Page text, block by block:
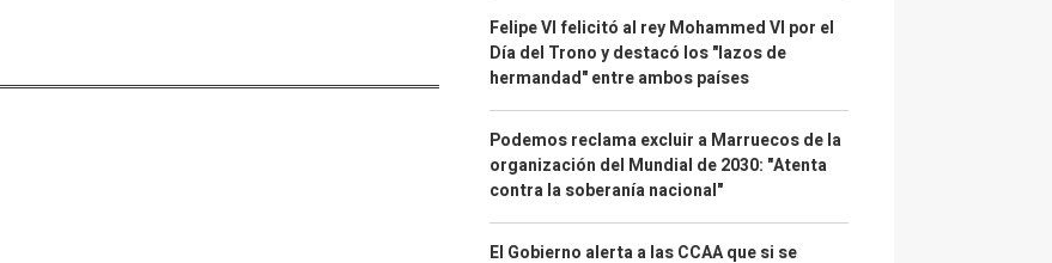
Felipe VI felicitó al rey Mohammed VI por el
Día del Trono y destacó los "lazos de
hermandad" entre ambos países
Podemos reclama excluir a Marruecos de la
organización del Mundial de 2030: "Atenta
contra la soberanía nacional"
El Gobierno alerta a las CCAA que si se